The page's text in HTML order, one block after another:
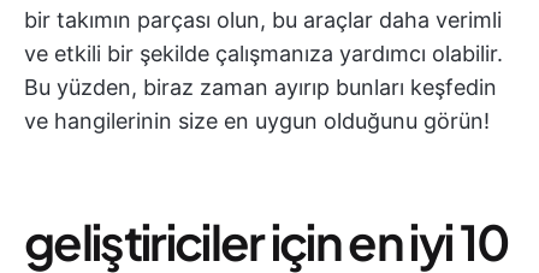
bir takımın parçası olun, bu araçlar daha verimli
ve etkili bir şekilde çalışmanıza yardımcı olabilir.
Bu yüzden, biraz zaman ayırıp bunları keşfedin
ve hangilerinin size en uygun olduğunu görün!
geliştiriciler için en iyi 10